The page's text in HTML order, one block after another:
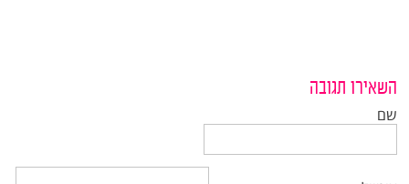
השאירו תגובה
שם